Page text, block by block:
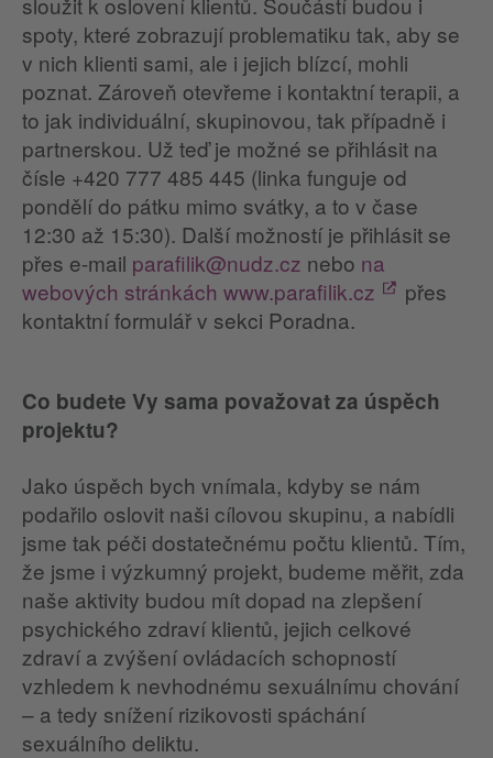
spoty, které zobrazují problematiku tak, aby se
v nich klienti sami, ale i jejich blízcí, mohli
poznat. Zároveň otevřeme i kontaktní terapii, a
to jak individuální, skupinovou, tak případně i
partnerskou. Už teď je možné se přihlásit na
čísle +420 777 485 445 (linka funguje od
pondělí do pátku mimo svátky, a to v čase
12:30 až 15:30). Další možností je přihlásit se
přes e-mail parafilik@nudz.cz nebo na
webových stránkách www.parafilik.cz
přes
kontaktní formulář v sekci Poradna.
Co budete Vy sama považovat za úspěch
projektu?
Jako úspěch bych vnímala, kdyby se nám
podařilo oslovit naši cílovou skupinu, a nabídli
jsme tak péči dostatečnému počtu klientů. Tím,
že jsme i výzkumný projekt, budeme měřit, zda
naše aktivity budou mít dopad na zlepšení
psychického zdraví klientů, jejich celkové
zdraví a zvýšení ovládacích schopností
vzhledem k nevhodnému sexuálnímu chování
– a tedy snížení rizikovosti spáchání
sexuálního deliktu.